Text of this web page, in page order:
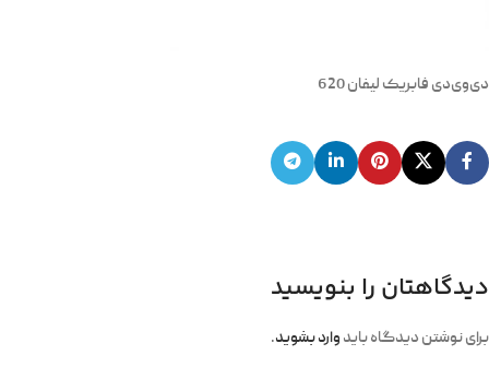
دی‌‌وی‌دی فابریک لیفان 620
دیدگاهتان را بنویسید
برای نوشتن دیدگاه باید وارد بشوید.